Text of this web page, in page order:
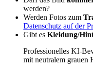
werden?
Werden Fotos zum
Datenschutz auf der
Gibt es Kleidung/
Professionelles KI-
mit neutralem grauen